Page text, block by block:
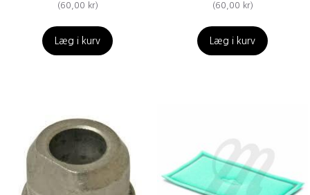
(60,00 kr)
Læg i kurv
(60,00 kr)
Læg i kurv